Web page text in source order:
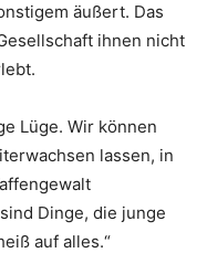
äußert. Das
ihnen nicht
Lüge. Wir können
lassen, in
Dinge, die junge
auf alles.“